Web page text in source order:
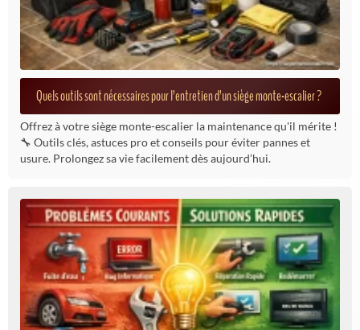
Quels outils sont nécessaires pour l’entretien d’un siège monte-escalier ?
Offrez à votre siège monte-escalier la maintenance qu'il mérite !
🔧 Outils clés, astuces pro et conseils pour éviter pannes et
usure. Prolongez sa vie facilement dès aujourd’hui.